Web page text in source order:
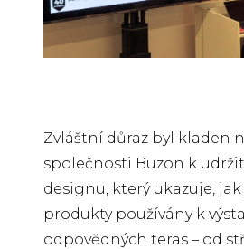
Zvláštní důraz byl kladen
společnosti Buzon k
designu, který ukazuje,
produkty používány k
odpovědných teras – od